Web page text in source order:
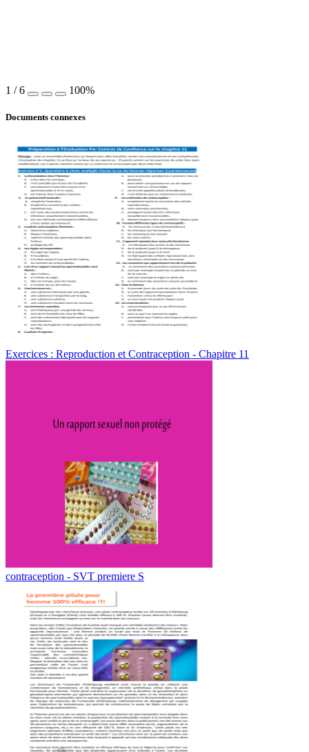
1 /6 100%
Documents connexes
Exercices : Reproduction et Contraception - Chapitre 11
contraception - SVT premiere S